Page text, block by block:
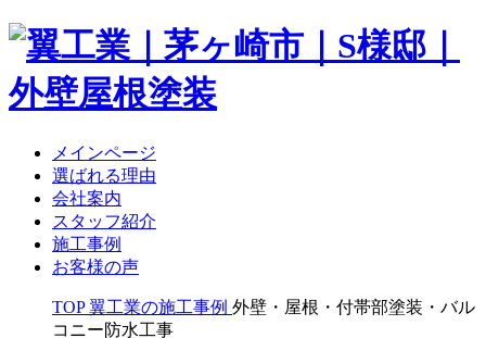
メインページ
選ばれる理由
会社案内
スタッフ紹介
施工事例
お客様の声
TOP 翼工業の施工事例 外壁・屋根・付帯部塗装・バル
コニー防水工事